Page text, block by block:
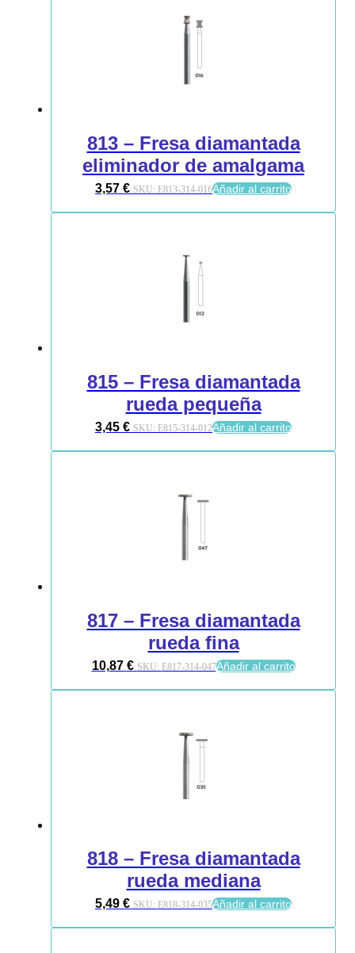
813 – Fresa diamantada
eliminador de amalgama
3,57 € SKU: E813-314-016Añadir al carrito
815 – Fresa diamantada
rueda pequeña
3,45 € SKU: E815-314-012Añadir al carrito
817 – Fresa diamantada
rueda fina
10,87 € SKU: E817-314-047Añadir al carrito
818 – Fresa diamantada
rueda mediana
5,49 € SKU: E818-314-035Añadir al carrito